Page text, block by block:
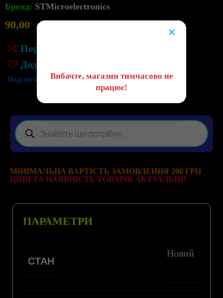
Бренд: STMicroelectronics
90,00 грн
Порівняння
Додати до списку бажань
Поділитись:
МІНІМАЛЬНА ВАРТІСТЬ ЗАМОВЛЕННЯ 200 ГРН
ЦІНИ ТА НАЯВНІСТЬ ТОВАРІВ АКТУАЛЬНІ!
ПАРАМЕТРИ
СТАН
Новий
×
Вибачте, магазин тимчасово не
працює!